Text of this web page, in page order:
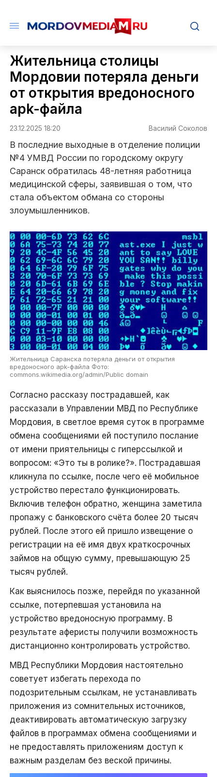
Жительница столицы
Мордовии потеряла деньги
от открытия вредоносного
apk-файла
23.12.2025 18:20 Василий Соколов
В последние выходные в отделение полиции
№4 УМВД России по городскому округу
Саранск обратилась 48-летняя работница
медицинской сферы, заявившая о том, что
стала объектом обмана со стороны
злоумышленников.
Жительница Саранска потеряла деньги от открытия
вредоносного apk-файла Фото:
commons.wikimedia.org/admin/Public domain
Согласно рассказу пострадавшей, как
рассказали в Управлении МВД по Республике
Мордовия, в светлое время суток в программе
обмена сообщениями ей поступило послание
от имени приятельницы с гиперссылкой и
вопросом: «Это ты в ролике?». Пострадавшая
кликнула по ссылке, после чего её мобильное
устройство перестало функционировать.
Включив телефон обратно, женщина заметила
пропажу с банковского счёта более 20 тысяч
рублей. После этого ей пришло извещение о
регистрации на её имя двух краткосрочных
займов на общую сумму, превышающую 25
тысяч рублей.
Как выяснилось позже, перейдя по указанной
ссылке, потерпевшая установила на
устройство вредоносную программу. В
результате аферисты получили возможность
дистанционно контролировать устройство.
МВД Республики Мордовия настоятельно
советует избегать перехода по
подозрительным ссылкам, не устанавливать
приложения из сомнительных источников,
деактивировать автоматическую загрузку
файлов в программах обмена сообщениями и
не предоставлять приложениям доступ к
важным разделам без веской причины.